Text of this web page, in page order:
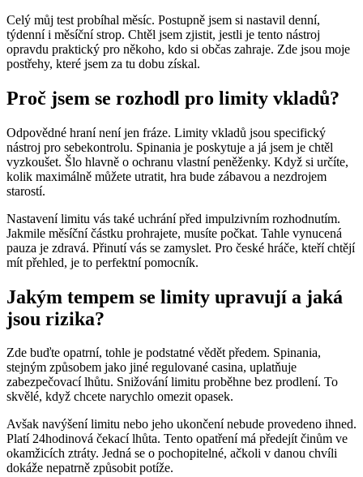
Celý můj test probíhal měsíc. Postupně jsem si nastavil denní,
týdenní i měsíční strop. Chtěl jsem zjistit, jestli je tento nástroj
opravdu praktický pro někoho, kdo si občas zahraje. Zde jsou moje
postřehy, které jsem za tu dobu získal.
Proč jsem se rozhodl pro limity vkladů?
Odpovědné hraní není jen fráze. Limity vkladů jsou specifický
nástroj pro sebekontrolu. Spinania je poskytuje a já jsem je chtěl
vyzkoušet. Šlo hlavně o ochranu vlastní peněženky. Když si určíte,
kolik maximálně můžete utratit, hra bude zábavou a nezdrojem
starostí.
Nastavení limitu vás také uchrání před impulzivním rozhodnutím.
Jakmile měsíční částku prohrajete, musíte počkat. Tahle vynucená
pauza je zdravá. Přinutí vás se zamyslet. Pro české hráče, kteří chtějí
mít přehled, je to perfektní pomocník.
Jakým tempem se limity upravují a jaká
jsou rizika?
Zde buďte opatrní, tohle je podstatné vědět předem. Spinania,
stejným způsobem jako jiné regulované casina, uplatňuje
zabezpečovací lhůtu. Snižování limitu proběhne bez prodlení. To
skvělé, když chcete narychlo omezit opasek.
Avšak navýšení limitu nebo jeho ukončení nebude provedeno ihned.
Platí 24hodinová čekací lhůta. Tento opatření má předejít činům ve
okamžicích ztráty. Jedná se o pochopitelné, ačkoli v danou chvíli
dokáže nepatrně způsobit potíže.